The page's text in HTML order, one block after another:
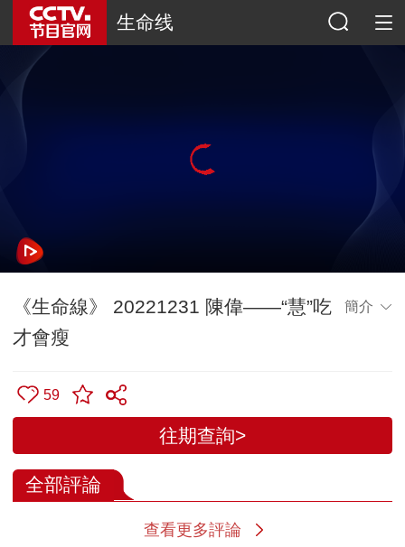
生命线
《生命線》 20221231 陳偉——“慧”吃
才會瘦
簡介
59
往期查詢>
全部評論
查看更多評論